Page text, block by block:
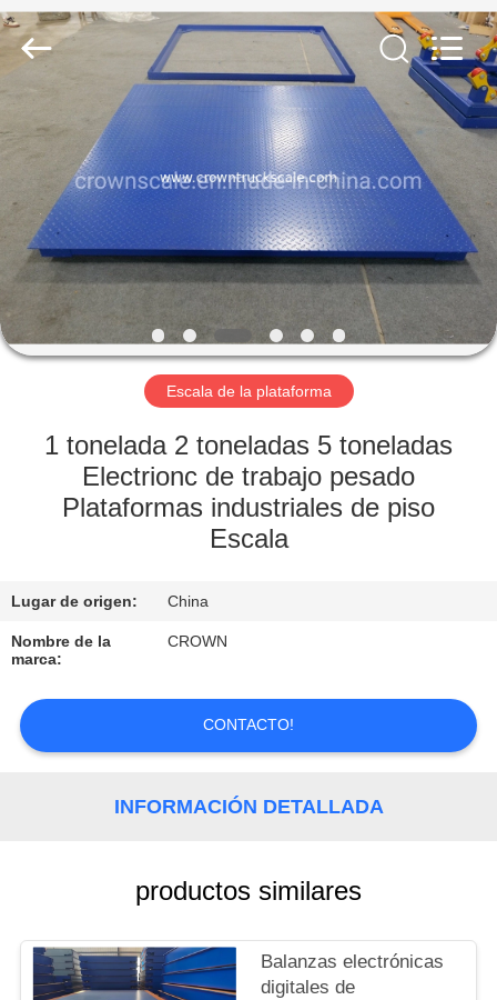
INICIO
PRODUCTOS
SOBRE
NOSOTROS
VISITA
FÁBRICA
CALIDAD
SOLICITAR
DEL
SITIO
Scales
Co.,
Ltd.
Escala de la plataforma
1 tonelada 2 toneladas 5 toneladas
Electrionc de trabajo pesado
Plataformas industriales de piso
Escala
Lugar de origen: China
Nombre de la
marca:
CROWN
CONTACTO!
INFORMACIÓN DETALLADA
productos similares
Balanzas electrónicas
digitales de